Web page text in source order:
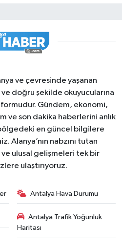
ve çevresinde yaşanan
ve doğru şekilde okuyucularına
Gündem, ekonomi,
ve son dakika haberlerini anlık
en güncel bilgilere
Alanya’nın nabzını tutan
ulusal gelişmeleri tek bir
ulaştırıyoruz.
Antalya Hava Durumu
Antalya Trafik Yoğunluk
Haritası